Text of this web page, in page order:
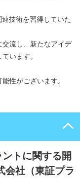
技術を習得していた
流し、新たなアイデ
います。
性がございます。
トに関する開
会社（東証プラ